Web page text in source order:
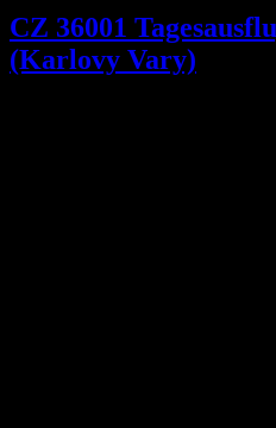
CZ 36001
(Karlovy Vary)